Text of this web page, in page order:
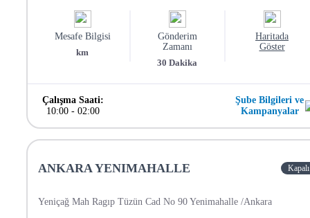
Mesafe Bilgisi
km
Gönderim
Zamanı
30 Dakika
Haritada
Göster
Çalışma Saati:
10:00- 02:00
Şube Bilgileri ve
Kampanyalar
ANKARA YENIMAHALLE Kapalı
Yeniçağ Mah Ragıp Tüzün Cad No 90 Yenimahalle /Ankara